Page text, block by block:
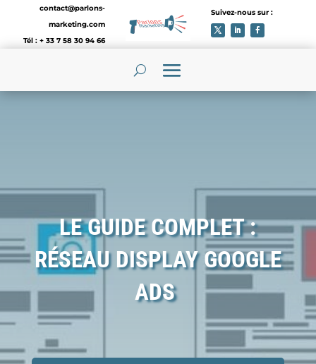
contact@parlons-
marketing.com
Tél : + 33 7 58 30 94 66
Suivez-nous sur :
LE GUIDE COMPLET :
RÉSEAU DISPLAY GOOGLE
ADS